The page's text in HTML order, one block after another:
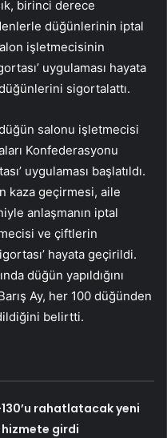
birinci derece
düğünlerinin iptal
işletmecisinin
uygulaması hayata
sigortalattı.
salonu işletmecisi
Konfederasyonu
uygulaması başlatıldı.
kaza geçirmesi, aile
anlaşmanın iptal
ve çiftlerin
hayata geçirildi.
düğün yapıldığını
Ay, her 100 düğünden
belirtti.
rahatlatacak yeni
girdi